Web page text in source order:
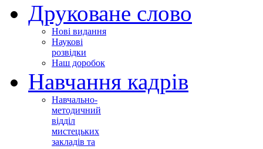
Друковане слово
Нові видання
Наукові
розвідки
Наш доробок
Навчання кадрів
Навчально-
методичний
відділ
мистецьких
закладів та